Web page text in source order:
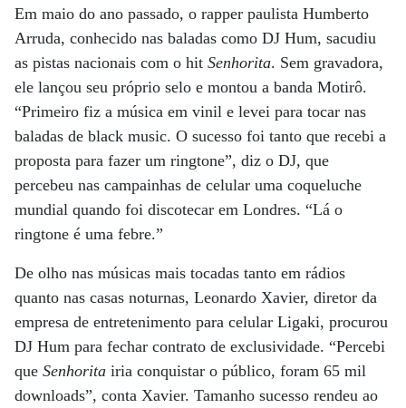
Em maio do ano passado, o rapper paulista Humberto
Arruda, conhecido nas baladas como DJ Hum, sacudiu
as pistas nacionais com o hit Senhorita. Sem gravadora,
ele lançou seu próprio selo e montou a banda Motirô.
“Primeiro fiz a música em vinil e levei para tocar nas
baladas de black music. O sucesso foi tanto que recebi a
proposta para fazer um ringtone”, diz o DJ, que
percebeu nas campainhas de celular uma coqueluche
mundial quando foi discotecar em Londres. “Lá o
ringtone é uma febre.”
De olho nas músicas mais tocadas tanto em rádios
quanto nas casas noturnas, Leonardo Xavier, diretor da
empresa de entretenimento para celular Ligaki, procurou
DJ Hum para fechar contrato de exclusividade. “Percebi
que Senhorita iria conquistar o público, foram 65 mil
downloads”, conta Xavier. Tamanho sucesso rendeu ao